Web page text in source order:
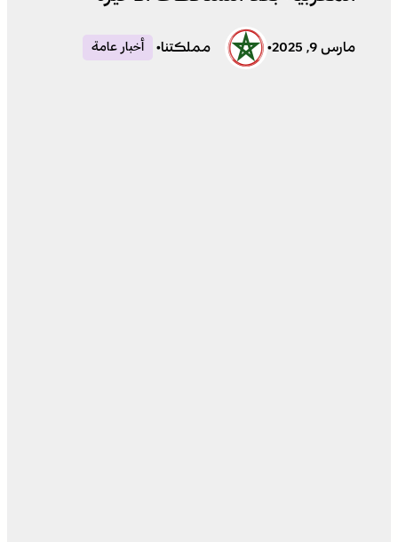
مارس 9, 2025 • مملكتنا• أخبار عامة